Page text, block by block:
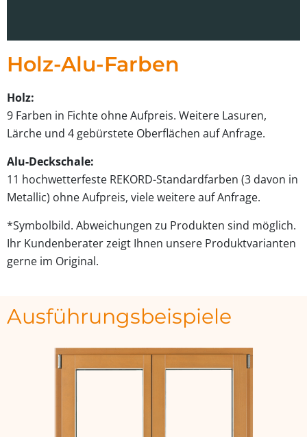
Holz-Alu-Farben
Holz:
9 Farben in Fichte ohne Aufpreis. Weitere Lasuren,
Lärche und 4 gebürstete Oberflächen auf Anfrage.
Alu-Deckschale:
11 hochwetterfeste REKORD-Standardfarben (3 davon in
Metallic) ohne Aufpreis, viele weitere auf Anfrage.
*Symbolbild. Abweichungen zu Produkten sind möglich.
Ihr Kundenberater zeigt Ihnen unsere Produktvarianten
gerne im Original.
Ausführungsbeispiele